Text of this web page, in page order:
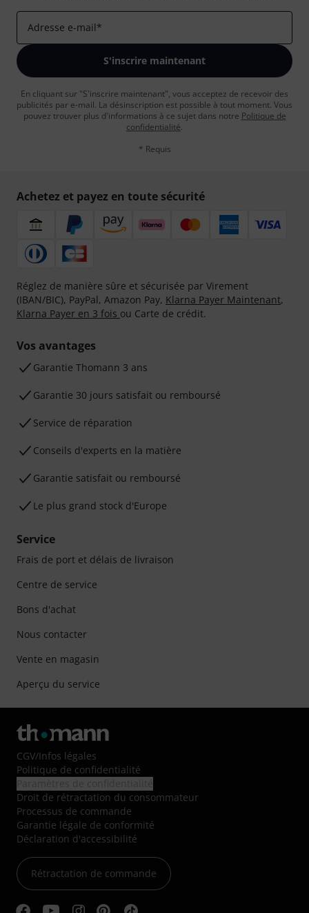
Adresse e-mail*
S'inscrire maintenant
En cliquant sur "S'inscrire maintenant", vous acceptez de recevoir des
publicités par e-mail. La désinscription est possible à tout moment. Vous
pouvez trouver plus d'informations à ce sujet dans notre Politique de
confidentialité.
* Requis
Achetez et payez en toute sécurité
Réglez de manière sûre et sécurisée par Virement
(IBAN/BIC), PayPal, Amazon Pay, Klarna Payer Maintenant,
Klarna Payer en 3 fois ou Carte de crédit.
Vos avantages
Ga­ran­tie Thomann 3 ans
Garantie 30 jours satisfait ou remboursé
Service de réparation
Conseils d'experts en la matière
Garantie satisfait ou remboursé
Le plus grand stock d'Europe
Service
Frais de port et délais de livraison
Centre de service
Bons d'achat
Nous contacter
Vente en magasin
Aperçu du service
CGV/Infos légales
Politique de confidentialité
Droit de rétractation du consommateur
Processus de commande
Garantie légale de conformité
Déclaration d'accessibilité
Rétractation de commande